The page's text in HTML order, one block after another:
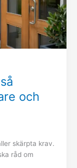
och
skärpta krav.
råd om